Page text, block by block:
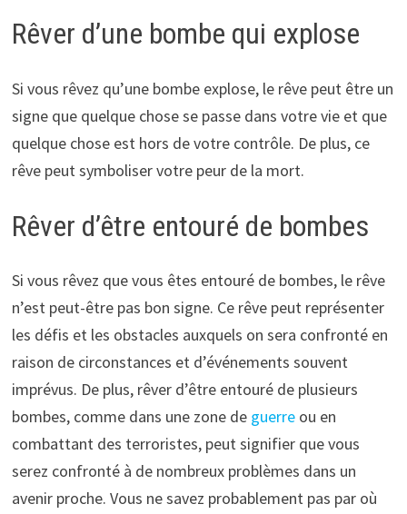
Rêver d’une bombe qui explose
Si vous rêvez qu’une bombe explose, le rêve peut être un
signe que quelque chose se passe dans votre vie et que
quelque chose est hors de votre contrôle. De plus, ce
rêve peut symboliser votre peur de la mort.
Rêver d’être entouré de bombes
Si vous rêvez que vous êtes entouré de bombes, le rêve
n’est peut-être pas bon signe. Ce rêve peut représenter
les défis et les obstacles auxquels on sera confronté en
raison de circonstances et d’événements souvent
imprévus. De plus, rêver d’être entouré de plusieurs
bombes, comme dans une zone de guerreou en
combattant des terroristes, peut signifier que vous
serez confronté à de nombreux problèmes dans un
avenir proche. Vous ne savez probablement pas par où